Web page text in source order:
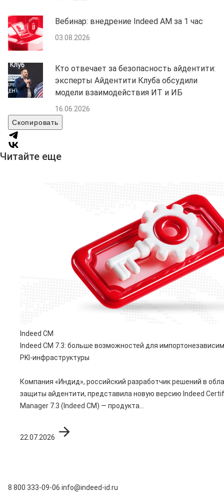
Вебинар: внедрение Indeed AM за 1 час
03.08.2026
Кто отвечает за безопасность айдентити:
эксперты Айдентити Клуба обсудили
модели взаимодействия ИТ и ИБ
16.06.2026
Скопировать
Читайте еще
Indeed CM
Indeed CM 7.3: больше возможностей для
PKI-инфраструктуры
Компания «Индид», российский разработчик решений в
защиты айдентити, представила новую версию Indeed
Manager 7.3 (Indeed CM) — продукта...
22.07.2026
8 800 333-09-06 info@indeed-id.ru